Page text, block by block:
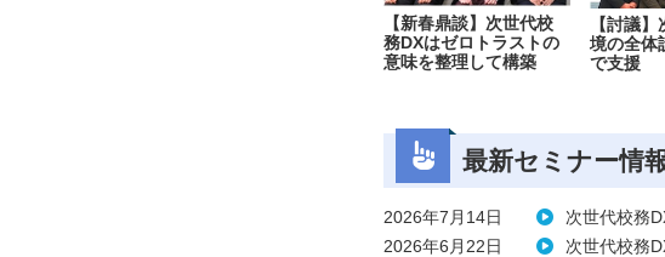
【新春鼎談】次世代校
務DXはゼロトラストの
意味を整理して構築
【討議
境の全体
で支援
最新セミナー情
2026年7月14日
次世代校務
2026年6月22日
次世代校務